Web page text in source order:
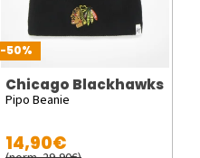
-50%
Chicago Blackhawks
Pipo Beanie
14,90€